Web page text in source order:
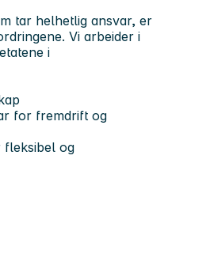
tar helhetlig ansvar, er
Vi arbeider i
i
for fremdrift og
fleksibel og